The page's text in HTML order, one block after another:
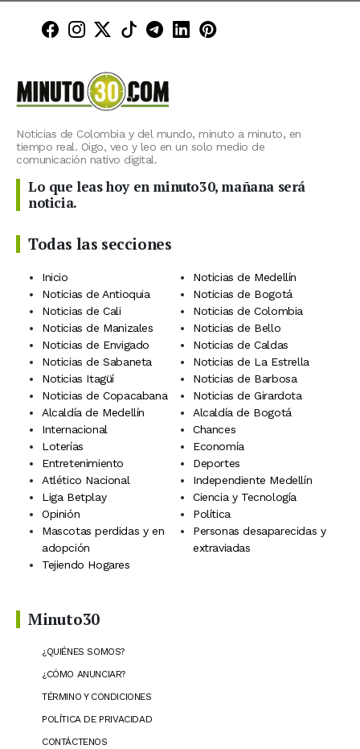
Minuto30 en Facebook
Minuto30 en Instagram
Minuto30 en X (Twitter)
Minuto30 en TikTok
Canal de Minuto30 en
Minuto30 en LinkedIn
Minuto30 en
Noticias de Colombia y del mundo, minuto a minuto, en
tiempo real. Oigo, veo y leo en un solo medio de
comunicación nativo digital.
Lo que leas hoy en minuto30, mañana será
noticia.
Todas las secciones
Inicio
Noticias de Medellín
Noticias de Antioquia
Noticias de Bogotá
Noticias de Cali
Noticias de Colombia
Noticias de Manizales
Noticias de Bello
Noticias de Envigado
Noticias de Caldas
Noticias de Sabaneta
Noticias de La Estrella
Noticias Itagüí
Noticias de Barbosa
Noticias de Copacabana
Noticias de Girardota
Alcaldía de Medellín
Alcaldía de Bogotá
Internacional
Chances
Loterías
Economía
Entretenimiento
Deportes
Atlético Nacional
Independiente Medellín
Liga Betplay
Ciencia y Tecnología
Opinión
Política
Mascotas perdidas y en
adopción
Personas desaparecidas y
extraviadas
Tejiendo Hogares
Minuto30
¿QUIÉNES SOMOS?
¿CÓMO ANUNCIAR?
TÉRMINO Y CONDICIONES
POLÍTICA DE PRIVACIDAD
CONTÁCTENOS